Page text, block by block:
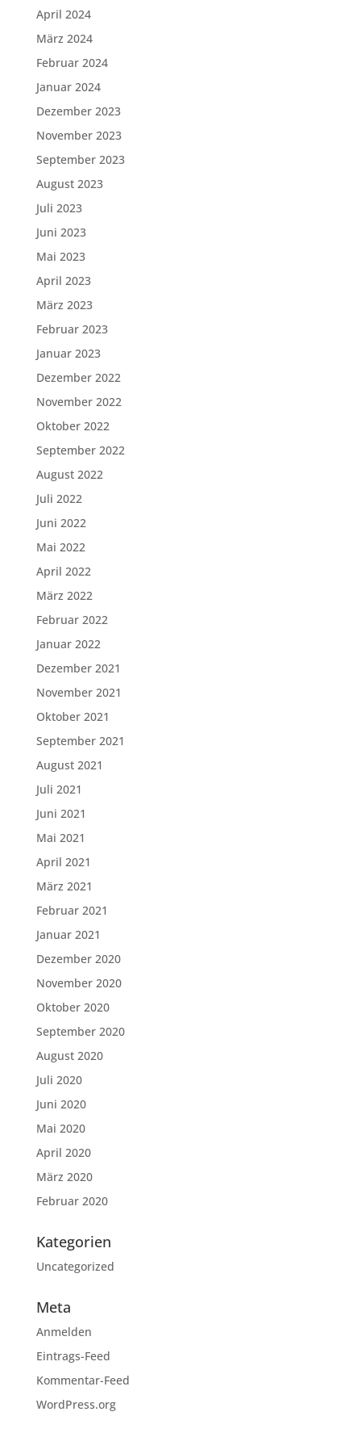
April 2024
März 2024
Februar 2024
Januar 2024
Dezember 2023
November 2023
September 2023
August 2023
Juli 2023
Juni 2023
Mai 2023
April 2023
März 2023
Februar 2023
Januar 2023
Dezember 2022
November 2022
Oktober 2022
September 2022
August 2022
Juli 2022
Juni 2022
Mai 2022
April 2022
März 2022
Februar 2022
Januar 2022
Dezember 2021
November 2021
Oktober 2021
September 2021
August 2021
Juli 2021
Juni 2021
Mai 2021
April 2021
März 2021
Februar 2021
Januar 2021
Dezember 2020
November 2020
Oktober 2020
September 2020
August 2020
Juli 2020
Juni 2020
Mai 2020
April 2020
März 2020
Februar 2020
Kategorien
Uncategorized
Meta
Anmelden
Eintrags-Feed
Kommentar-Feed
WordPress.org